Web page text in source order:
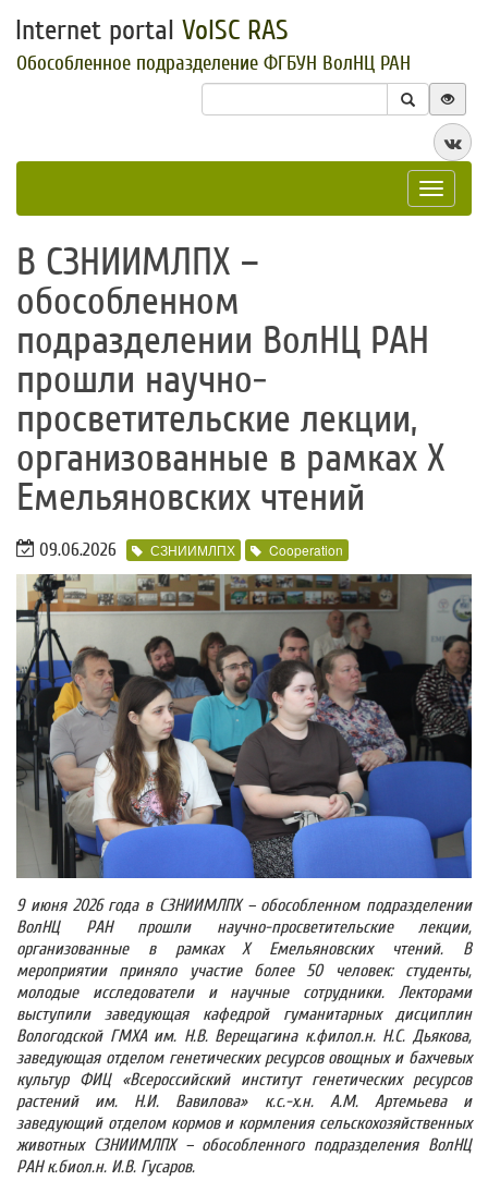
Internet portal VolSC RAS
Обособленное подразделение ФГБУН ВолНЦ РАН
Toggle
​В СЗНИИМЛПХ –
обособленном
подразделении ВолНЦ РАН
прошли научно-
просветительские лекции,
организованные в рамках Х
Емельяновских чтений
09.06.2026 СЗНИИМЛПХ Cooperation
9 июня 2026 года в СЗНИИМЛПХ – обособленном подразделении
ВолНЦ РАН прошли научно-просветительские лекции,
организованные в рамках Х Емельяновских чтений. В
мероприятии приняло участие более 50 человек: студенты,
молодые исследователи и научные сотрудники. Лекторами
выступили заведующая кафедрой гуманитарных дисциплин
Вологодской ГМХА им. Н.В. Верещагина к.филол.н. Н.С. Дьякова,
заведующая отделом генетических ресурсов овощных и бахчевых
культур ФИЦ «Всероссийский институт генетических ресурсов
растений им. Н.И. Вавилова» к.с.-х.н. А.М. Артемьева и
заведующий отделом кормов и кормления сельскохозяйственных
животных СЗНИИМЛПХ – обособленного подразделения ВолНЦ
РАН к.биол.н. И.В. Гусаров.